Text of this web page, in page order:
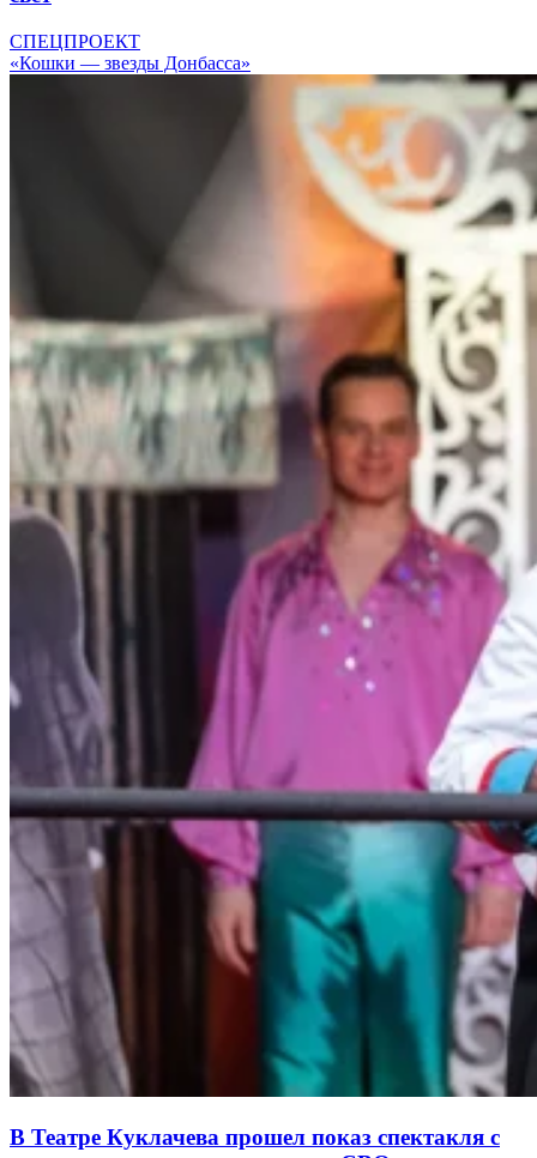
СПЕЦПРОЕКТ
«Кошки — звезды Донбасса»
В Театре Куклачева прошел показ спектакля с